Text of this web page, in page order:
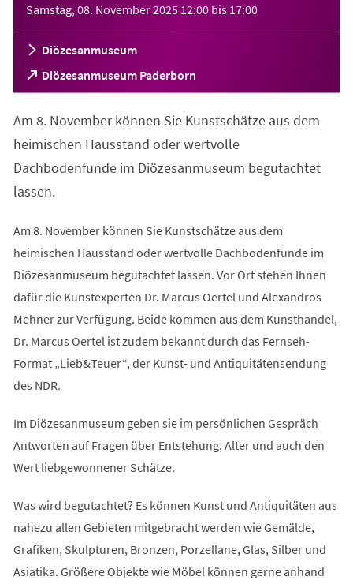
Samstag, 08. November 2025 12:00 bis 17:00
Diözesanmuseum
Diözesanmuseum Paderborn
(Öffnet
in
neuen
Tab)
Am 8. November können Sie Kunstschätze aus dem
heimischen Hausstand oder wertvolle
Dachbodenfunde im Diözesanmuseum begutachtet
lassen.
Am 8. November können Sie Kunstschätze aus dem
heimischen Hausstand oder wertvolle Dachbodenfunde im
Diözesanmuseum begutachtet lassen. Vor Ort stehen Ihnen
dafür die Kunstexperten Dr. Marcus Oertel und Alexandros
Mehner zur Verfügung. Beide kommen aus dem Kunsthandel,
Dr. Marcus Oertel ist zudem bekannt durch das Fernseh-
Format „Lieb&Teuer“, der Kunst- und Antiquitätensendung
des NDR.
Im Diözesanmuseum geben sie im persönlichen Gespräch
Antworten auf Fragen über Entstehung, Alter und auch den
Wert liebgewonnener Schätze.
Was wird begutachtet? Es können Kunst und Antiquitäten aus
nahezu allen Gebieten mitgebracht werden wie Gemälde,
Grafiken, Skulpturen, Bronzen, Porzellane, Glas, Silber und
Asiatika. Größere Objekte wie Möbel können gerne anhand